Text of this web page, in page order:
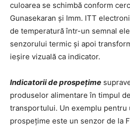
culoarea se schimbă conform
Gunasekaran și Imm. ITT
de temperatură într-un semnal
senzorului termic și apoi
ieșire vizuală ca indicator.
Indicatorii de prospețime
produselor alimentare în timpul
transportului. Un exemplu pentru
prospețime este un senzor de la